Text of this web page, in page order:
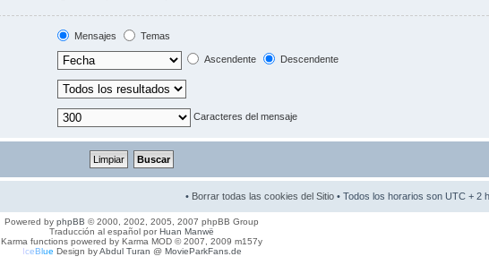
Mensajes
Temas
Ascendente Descendente
Caracteres del mensaje
• Borrar todas las cookies del Sitio • Todos los horarios son UTC + 2
Powered by phpBB © 2000, 2002, 2005, 2007 phpBB Group
Traducción al español porHuan Manwë
Karma functions powered by Karma MOD © 2007, 2009 m157y
IceBlue Design byAbdul Turan @ MovieParkFans.de